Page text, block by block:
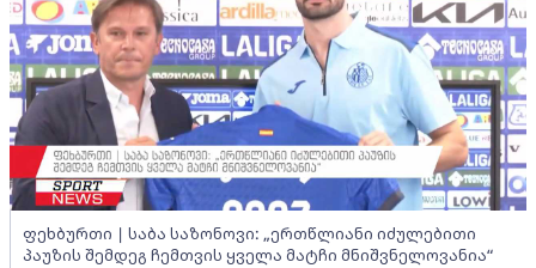
ფეხბურთი | საბა საზონოვი: „ერთწლიანი იძულებითი
პაუზის შემდეგ ჩემთვის ყველა მატჩი მნიშვნელოვანია“